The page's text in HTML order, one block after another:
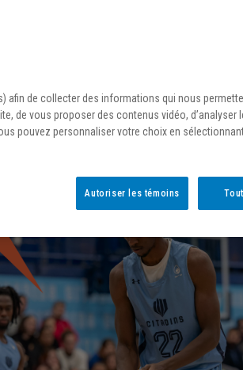
2023
afin de collecter des informations qui nous
de vous proposer des contenus vidéo, d’analyser
pouvez personnaliser votre choix en
Autoriser les témoins